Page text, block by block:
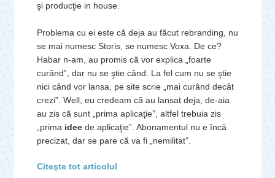
şi producţie in house.
Problema cu ei este că deja au făcut rebranding, nu
se mai numesc Storis, se numesc Voxa. De ce?
Habar n-am, au promis că vor explica „foarte
curând”, dar nu se ştie când. La fel cum nu se ştie
nici când vor lansa, pe site scrie „mai curând decât
crezi”. Well, eu credeam că au lansat deja, de-aia
au zis că sunt „prima aplicaţie”, altfel trebuia zis
„prima idee de aplicaţie”. Abonamentul nu e încă
precizat, dar se pare că va fi „nemilitat”.
Citeşte tot articolul